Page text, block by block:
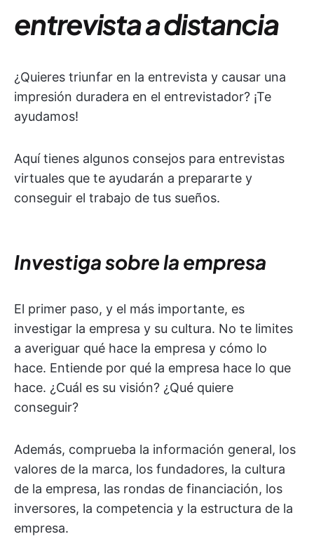
entrevista a distancia
¿Quieres triunfar en la entrevista y causar una
impresión duradera en el entrevistador? ¡Te
ayudamos!
Aquí tienes algunos consejos para entrevistas
virtuales que te ayudarán a prepararte y
conseguir el trabajo de tus sueños.
Investiga sobre la empresa
El primer paso, y el más importante, es
investigar la empresa y su cultura. No te limites
a averiguar qué hace la empresa y cómo lo
hace. Entiende por qué la empresa hace lo que
hace. ¿Cuál es su visión? ¿Qué quiere
conseguir?
Además, comprueba la información general, los
valores de la marca, los fundadores, la cultura
de la empresa, las rondas de financiación, los
inversores, la competencia y la estructura de la
empresa.